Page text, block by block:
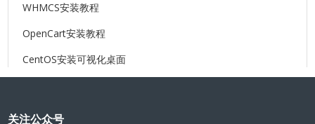
WHMCS安装教程
OpenCart安装教程
CentOS安装可视化桌面
关注公众号